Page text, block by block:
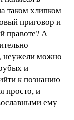
таком хлипком
приговор и
правоте? А
неужели можно
и
к познанию
просто, и
ему